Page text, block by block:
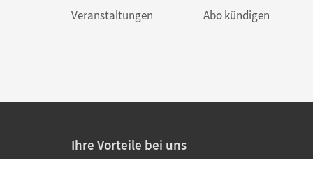
Veranstaltungen
Abo kündigen
Ihre Vorteile bei uns